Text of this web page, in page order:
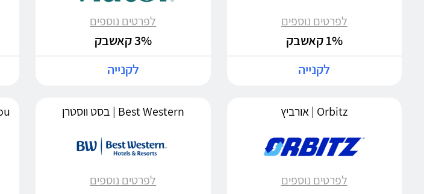
לפרטים נוספים
1% קאשבק
לקנייה
לפרטים נוספים
3% קאשבק
לקנייה
Orbitz | אורביץ
לפרטים נוספים
Best Western | בסט ווסטרן
לפרטים נוספים